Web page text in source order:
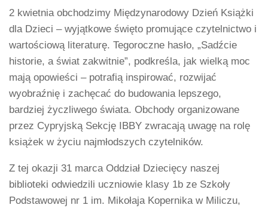
2 kwietnia obchodzimy Międzynarodowy Dzień Książki
dla Dzieci – wyjątkowe święto promujące czytelnictwo i
wartościową literaturę. Tegoroczne hasło, „Sadźcie
historie, a świat zakwitnie”, podkreśla, jak wielką moc
mają opowieści – potrafią inspirować, rozwijać
wyobraźnię i zachęcać do budowania lepszego,
bardziej życzliwego świata. Obchody organizowane
przez Cypryjską Sekcję IBBY zwracają uwagę na rolę
książek w życiu najmłodszych czytelników.
Z tej okazji 31 marca Oddział Dziecięcy naszej
biblioteki odwiedzili uczniowie klasy 1b ze Szkoły
Podstawowej nr 1 im. Mikołaja Kopernika w Miliczu,